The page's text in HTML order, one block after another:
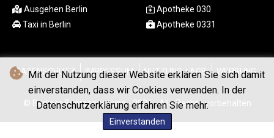
Mit der Nutzung dieser Website erklären Sie sich damit
einverstanden, dass wir Cookies verwenden. In der
Datenschutzerklärung erfahren Sie mehr.
Einverstanden
UZS
13757.087222
30205.723678
VUV 137.124788
WST 3.143704
XAF 656.107084
XAG 0.018292
XAU 0.000269
Ausgehen Berlin
Taxi in Berlin
Apotheke 030
Apotheke 0331
DATENSCHUTZ IMPRESSUM NUTZUNG / AGB WERBUNG
© Berliner Boersenzeitung - 2026 - Alle Rechte vorbehalten